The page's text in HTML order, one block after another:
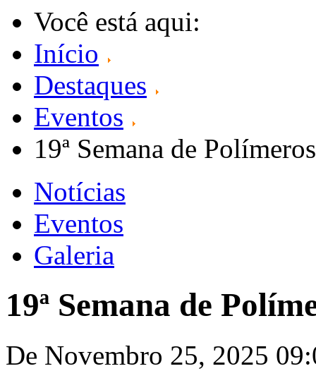
Você está aqui:
Início
Destaques
Eventos
19ª Semana de
Notícias
Eventos
Galeria
19ª Semana de
De Novembro 25, 2025